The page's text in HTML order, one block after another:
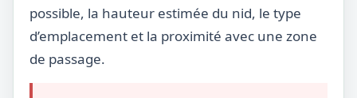
possible, la hauteur estimée du nid, le type
d’emplacement et la proximité avec une zone
de passage.